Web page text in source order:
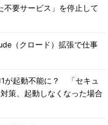
不要サービス」を停止して
（クロード）拡張で仕事
が起動不能に？ 「セキュ
策、起動しなくなった場合